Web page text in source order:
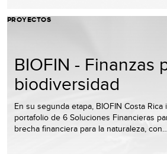
PROYECTOS
BIOFIN - Finanzas
biodiversidad
En su segunda etapa, BIOFIN Costa Rica
portafolio de 6 Soluciones Financieras
brecha financiera para la naturaleza, con…